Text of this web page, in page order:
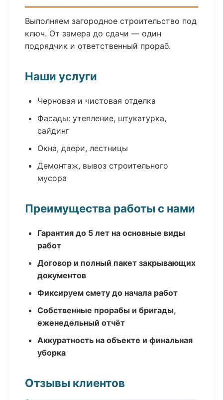
Выполняем загородное строительство под
ключ. От замера до сдачи — один
подрядчик и ответственный прораб.
Наши услуги
Черновая и чистовая отделка
Фасады: утепление, штукатурка,
сайдинг
Окна, двери, лестницы
Демонтаж, вывоз строительного
мусора
Преимущества работы с нами
Гарантия до 5 лет на основные виды
работ
Договор и полный пакет закрывающих
документов
Фиксируем смету до начала работ
Собственные прорабы и бригады,
еженедельный отчёт
Аккуратность на объекте и финальная
уборка
Отзывы клиентов